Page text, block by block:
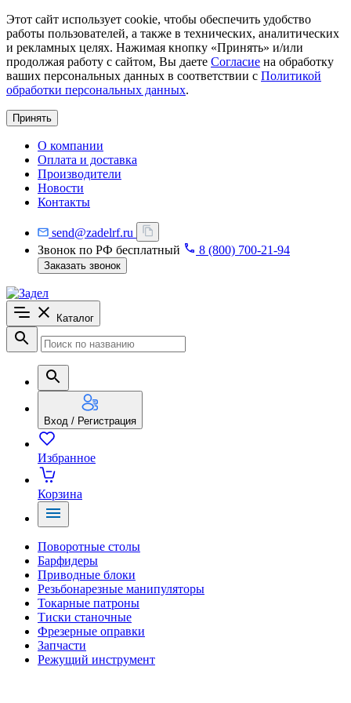
Этот сайт использует cookie, чтобы обеспечить удобство
работы пользователей, а также в технических, аналитических
и рекламных целях. Нажимая кнопку «Принять» и/или
продолжая работу с сайтом, Вы даете Согласие на обработку
ваших персональных данных в соответствии с Политикой
обработки персональных данных.
Принять
О компании
Оплата и доставка
Производители
Новости
Контакты
send@zadelrf.ru
Звонок по РФ бесплатный
8 (800) 700-21-94
Заказать звонок
Каталог
Вход / Регистрация
Избранное
Корзина
Поворотные столы
Барфидеры
Приводные блоки
Резьбонарезные манипуляторы
Токарные патроны
Тиски станочные
Фрезерные оправки
Запчасти
Режущий инструмент